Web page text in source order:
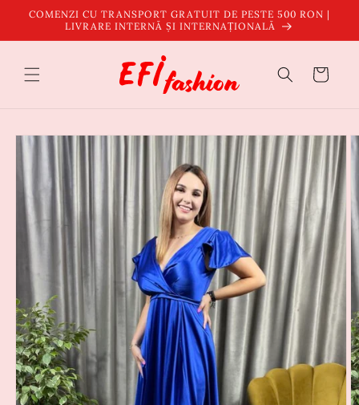
Salt la
conținut
COMENZI CU TRANSPORT GRATUIT DE PESTE 500 RON |
LIVRARE INTERNĂ ȘI INTERNAȚIONALĂ
Coș
informațiile
produs